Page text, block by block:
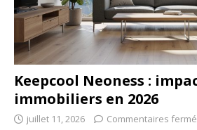
Keepcool Neoness :
immobiliers en 2026
juillet 11, 2026 Commentaires